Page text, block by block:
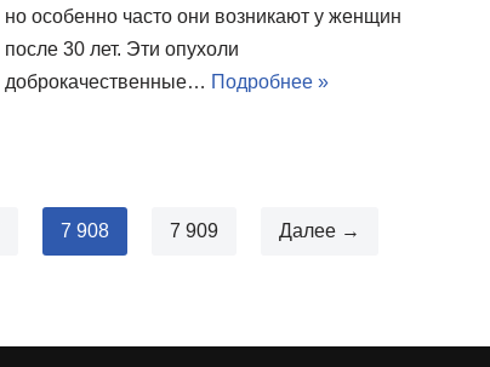
но особенно часто они возникают у женщин
после 30 лет. Эти опухоли
доброкачественные… Подробнее »
7 908 7 909 Далее →